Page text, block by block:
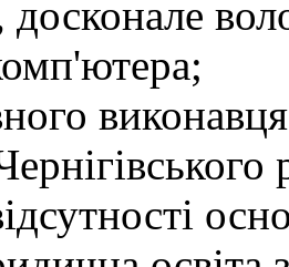
досконале